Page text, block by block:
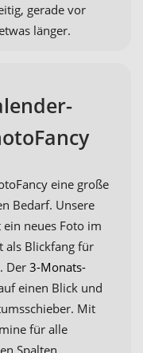
gerade vor
länger.
eine große
Bedarf. Unsere
neues Foto im
als Blickfang für
Der 3-Monats-
einen Blick und
Mit
für alle
Spalten